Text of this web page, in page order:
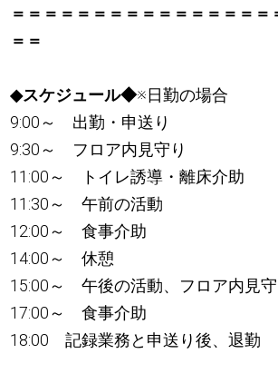
＝＝＝＝＝＝＝＝＝＝＝＝＝＝＝＝
＝＝
◆スケジュール◆※日勤の場合
9:00～ 出勤・申送り
9:30～ フロア内見守り
11:00～ トイレ誘導・離床介助
11:30～ 午前の活動
12:00～ 食事介助
14:00～ 休憩
15:00～ 午後の活動、フロア内見守
17:00～ 食事介助
18:00 記録業務と申送り後、退勤